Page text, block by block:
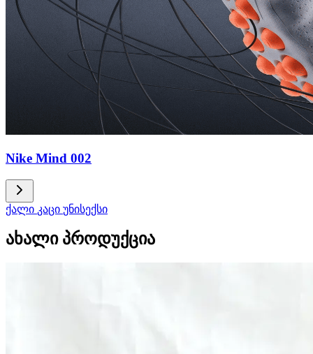
Nike Mind 002
ქალი კაცი უნისექსი
ახალი პროდუქცია